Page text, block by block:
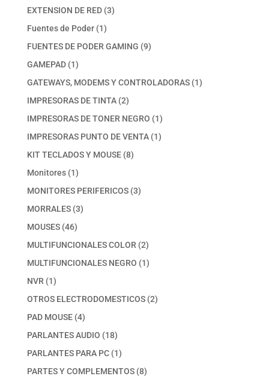
EXTENSION DE RED 33
Fuentes de Poder 11
producto
FUENTES DE PODER GAMING 99
GAMEPAD 11
producto
GATEWAYS, MODEMS Y CONTROLADORAS 11
IMPRESORAS DE TINTA 22
productos
IMPRESORAS DE TONER NEGRO 11
producto
IMPRESORAS PUNTO DE VENTA 11
KIT TECLADOS Y MOUSE 88
Monitores 11
producto
MONITORES PERIFERICOS 33
MORRALES 33
MOUSES 4646
productos
MULTIFUNCIONALES COLOR 22
productos
MULTIFUNCIONALES NEGRO 11
NVR 11
producto
OTROS ELECTRODOMESTICOS 22
PAD MOUSE 44
productos
PARLANTES AUDIO 1818
productos
PARLANTES PARA PC 11
producto
PARTES Y COMPLEMENTOS 88